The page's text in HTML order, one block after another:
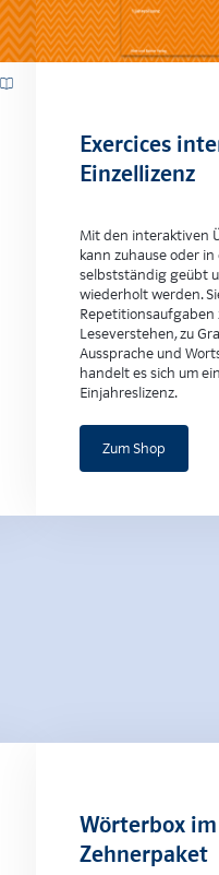
Exercices
Einzellizenz
Mit den interaktiven
kann zuhause oder in
selbstständig geübt
wiederholt werden.
Repetitionsaufgaben
Leseverstehen, zu
Aussprache und
handelt es sich um
Einjahreslizenz.
Zum Shop
Wörterbox im
Zehnerpaket